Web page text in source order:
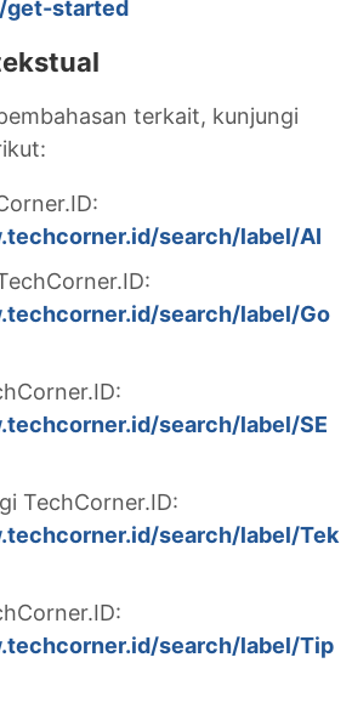
started
terkait, kunjungi
search/label/AI
search/label/Go
search/label/SE
TechCorner.ID:
search/label/Tek
search/label/Tip